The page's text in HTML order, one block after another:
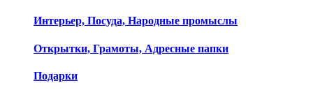
Интерьер, Посуда, Народные промыслы
Открытки, Грамоты, Адресные папки
Подарки